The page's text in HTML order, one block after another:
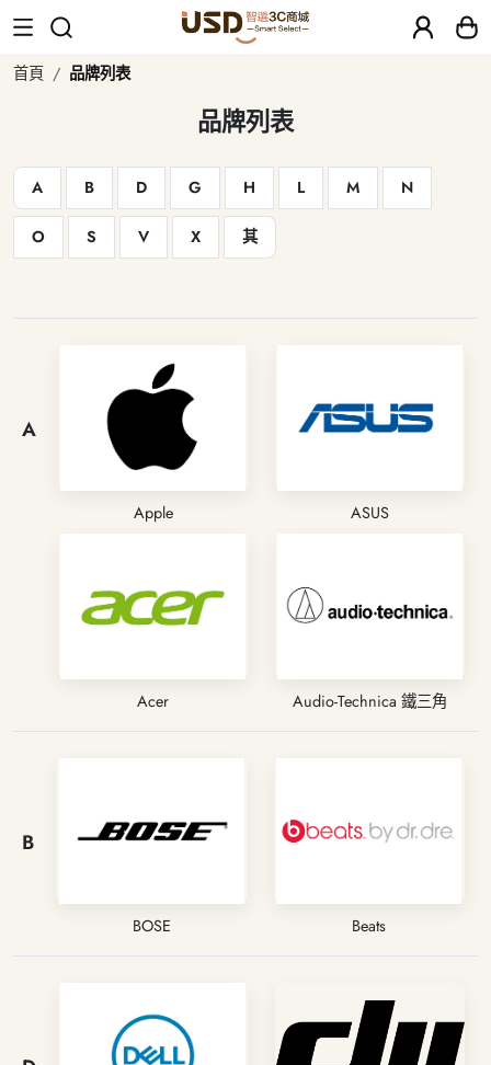
首頁 品牌列表
品牌列表
A B D G H L M N
O S V X 其
A
Apple ASUS
Acer Audio-Technica 鐵三角
B
BOSE Beats